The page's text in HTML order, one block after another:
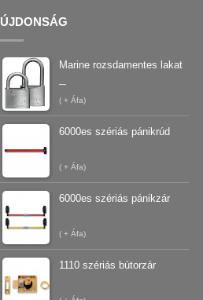
ÚJDONSÁG
Marine rozsdamentes lakat
–
( + Áfa)
6000es szériás pánikrúd
( + Áfa)
6000es szériás pánikzár
( + Áfa)
1110 szériás bútorzár